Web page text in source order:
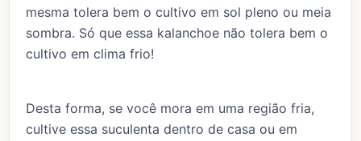
mesma tolera bem o cultivo em sol pleno ou meia
sombra. Só que essa kalanchoe não tolera bem o
cultivo em clima frio!
Desta forma, se você mora em uma região fria,
cultive essa suculenta dentro de casa ou em